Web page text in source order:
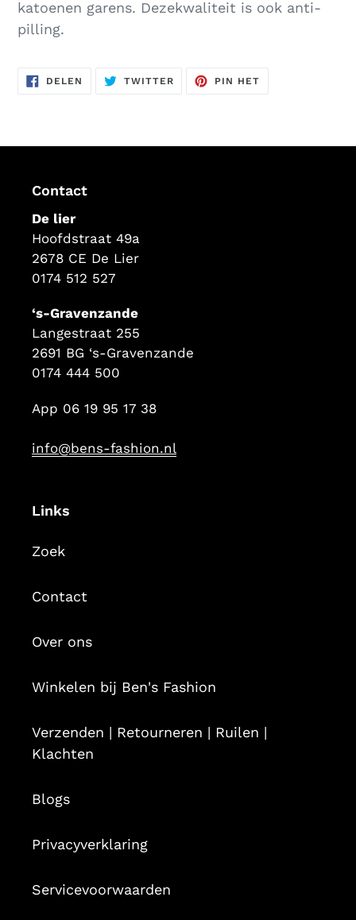
katoenen garens. Dezekwaliteit is ook anti-
pilling.
DELEN DELEN
TWITTERTWITTERENPIN HET
Contact
De lier
Hoofdstraat 49a
2678 CE De Lier
0174 512 527
‘s-Gravenzande
Langestraat 255
2691 BG ‘s-Gravenzande
0174 444 500
App 06 19 95 17 38
info@bens-fashion.nl
Links
Zoek
Contact
Over ons
Winkelen bij Ben's Fashion
Verzenden | Retourneren | Ruilen |
Klachten
Blogs
Privacyverklaring
Servicevoorwaarden